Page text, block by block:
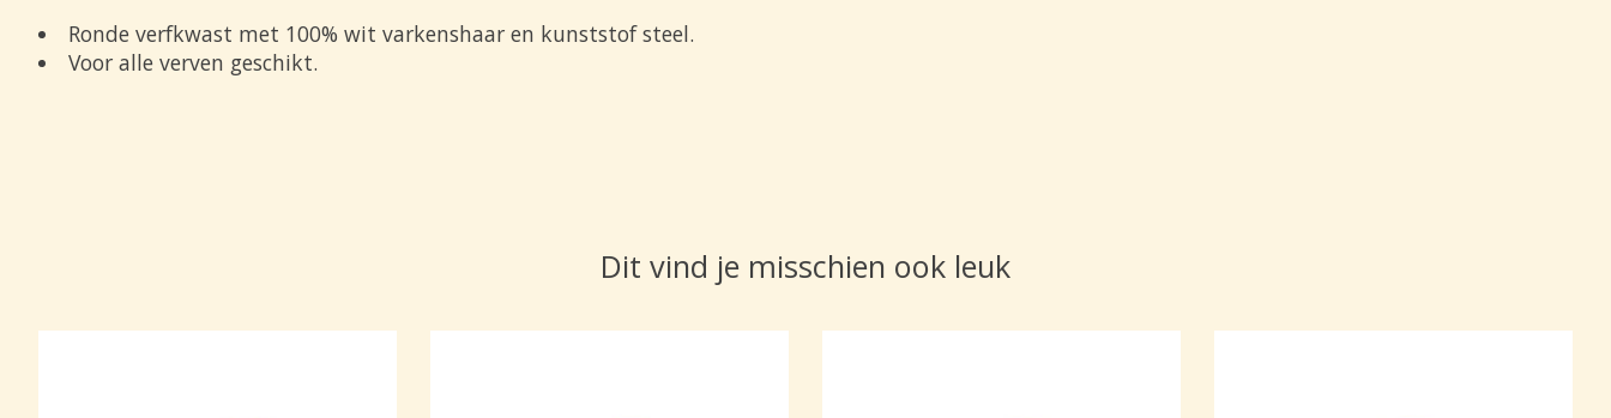
Ronde verfkwast met 100% wit varkenshaar en kunststof steel.
Voor alle verven geschikt.
Dit vind je misschien ook leuk